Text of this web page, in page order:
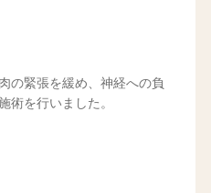
の緊張を緩め、神経への負
術を行いました。